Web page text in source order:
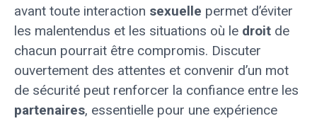
avant toute interaction sexuelle permet d’éviter
les malentendus et les situations où le droit de
chacun pourrait être compromis. Discuter
ouvertement des attentes et convenir d’un mot
de sécurité peut renforcer la confiance entre les
partenaires, essentielle pour une expérience